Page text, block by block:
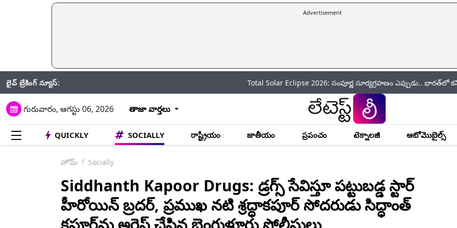
Advertisement
లైవ్ బ్రేకింగ్ న్యూస్: Total Solar Eclipse 2026: సంపూర్ణ సూర్యగ్రహణం ఎప్పుడు.. భారత్‌లో కనిపిస్తుందా..
గురువారం, ఆగస్టు 06, 2026 తాజా వార్తలు
QUICKLY SOCIALLY రాష్ట్రీయం జాతీయం ప్రపంచం టెక్నాలజీ ఆటోమొబైల్స్
హోమ్ Socially
Siddhanth Kapoor Drugs: డ్రగ్స్ సేవిస్తూ పట్టుబడ్డ స్టార్
హీరోయిన్ బ్రదర్, ప్రముఖ నటి శ్రద్ధాకపూర్ సోదరుడు సిద్ధాంత్